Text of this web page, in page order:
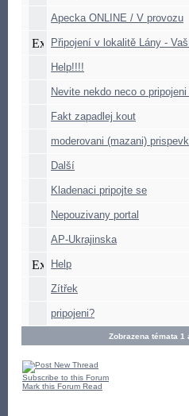
Apecka ONLINE / V provozu
Připojení v lokalitě Lány -
Help!!!!
Nevite nekdo neco o
Fakt zapadlej kout
moderovani (mazani)
Další
Kladenaci pripojte se
Nepouzivany portal
AP-Ukrajinska
Help
Zítřek
pripojeni?
Zobrazena témata 1
Subscribe to this Forum
Mark this Forum Read